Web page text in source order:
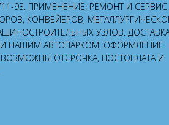
93. ПРИМЕНЕНИЕ: РЕМОНТ И СЕРВИС
КОНВЕЙЕРОВ,
УЗЛОВ.
НАШИМ АВТОПАРКОМ, ОФОРМЛЕНИЕ
ОТСРОЧКА, ПОСТОПЛАТА И